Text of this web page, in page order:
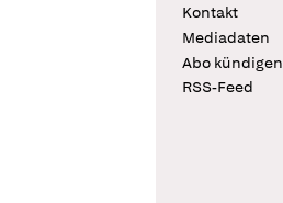
Kontakt
Mediadaten
Abo kündigen
RSS-Feed